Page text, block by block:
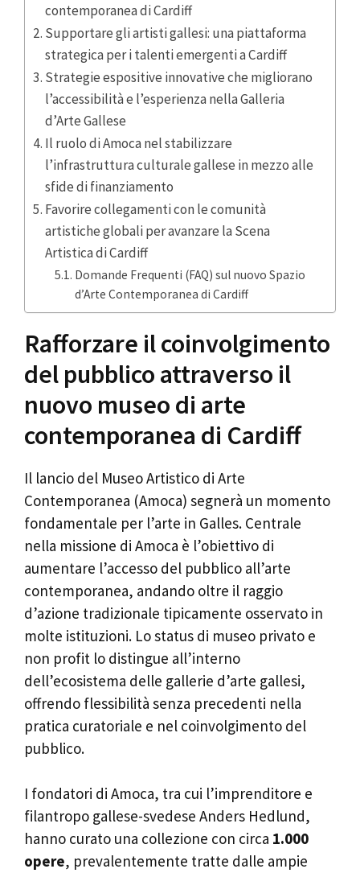
contemporanea di Cardiff
Supportare gli artisti gallesi: una piattaforma
strategica per i talenti emergenti a Cardiff
Strategie espositive innovative che migliorano
l’accessibilità e l’esperienza nella Galleria
d’Arte Gallese
Il ruolo di Amoca nel stabilizzare
l’infrastruttura culturale gallese in mezzo alle
sfide di finanziamento
Favorire collegamenti con le comunità
artistiche globali per avanzare la Scena
Artistica di Cardiff
Domande Frequenti (FAQ) sul nuovo Spazio
d’Arte Contemporanea di Cardiff
Rafforzare il coinvolgimento
del pubblico attraverso il
nuovo museo di arte
contemporanea di Cardiff
Il lancio del Museo Artistico di Arte
Contemporanea (Amoca) segnerà un momento
fondamentale per l’arte in Galles. Centrale
nella missione di Amoca è l’obiettivo di
aumentare l’accesso del pubblico all’arte
contemporanea, andando oltre il raggio
d’azione tradizionale tipicamente osservato in
molte istituzioni. Lo status di museo privato e
non profit lo distingue all’interno
dell’ecosistema delle gallerie d’arte gallesi,
offrendo flessibilità senza precedenti nella
pratica curatoriale e nel coinvolgimento del
pubblico.
I fondatori di Amoca, tra cui l’imprenditore e
filantropo gallese-svedese Anders Hedlund,
hanno curato una collezione con circa 1.000
opere, prevalentemente tratte dalle ampie